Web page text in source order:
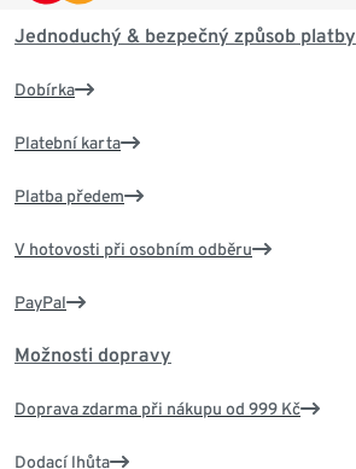
Jednoduchý & bezpečný způsob platby
Dobírka
Platební karta
Platba předem
V hotovosti při osobním odběru
PayPal
Možnosti dopravy
Doprava zdarma při nákupu od 999 Kč
Dodací lhůta